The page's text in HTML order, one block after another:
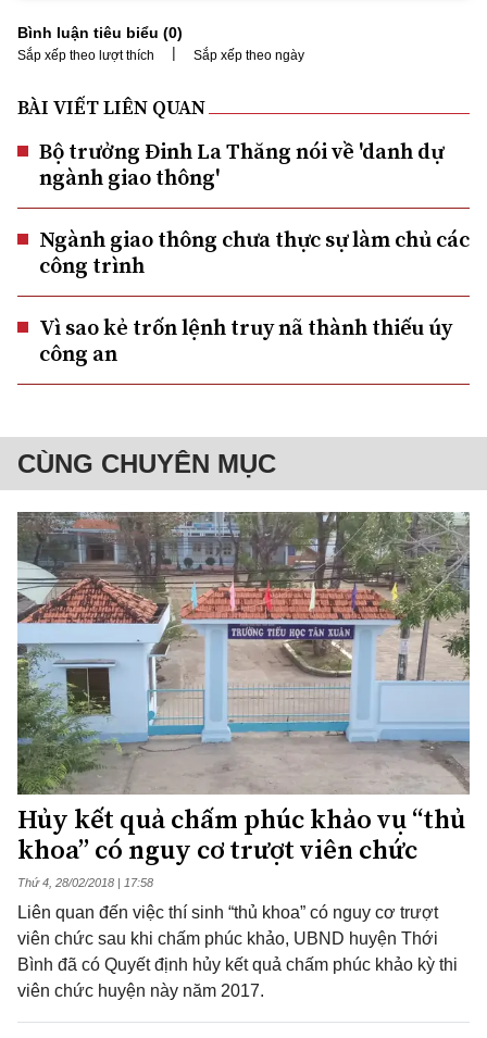
Bình luận tiêu biểu (0)
Sắp xếp theo lượt thích | Sắp xếp theo ngày
BÀI VIẾT LIÊN QUAN
Bộ trưởng Đinh La Thăng nói về 'danh dự
ngành giao thông'
Ngành giao thông chưa thực sự làm chủ các
công trình
Vì sao kẻ trốn lệnh truy nã thành thiếu úy
công an
CÙNG CHUYÊN MỤC
Hủy kết quả chấm phúc khảo vụ “thủ
khoa” có nguy cơ trượt viên chức
Thứ 4, 28/02/2018 | 17:58
Liên quan đến việc thí sinh “thủ khoa” có nguy cơ trượt
viên chức sau khi chấm phúc khảo, UBND huyện Thới
Bình đã có Quyết định hủy kết quả chấm phúc khảo kỳ thi
viên chức huyện này năm 2017.